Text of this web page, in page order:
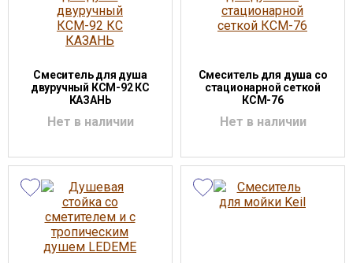
Смеситель для душа
двуручный КСМ-92 КС
КАЗАНЬ
Нет в наличии
Смеситель для душа со
стационарной сеткой
КСМ-76
Нет в наличии